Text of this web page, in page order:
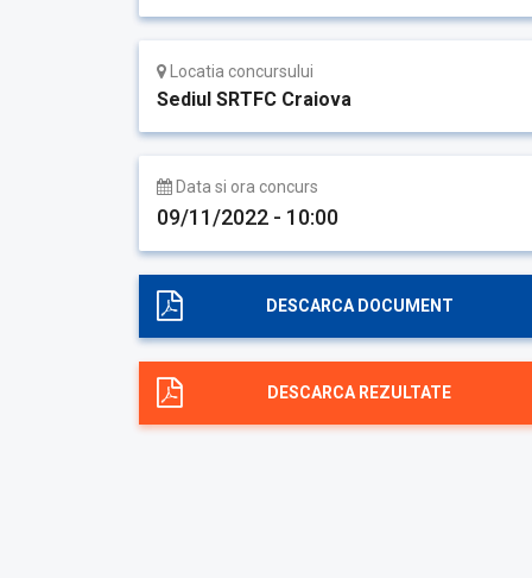
Locatia concursului
Sediul SRTFC Craiova
Data si ora concurs
09/11/2022 - 10:00
DESCARCA DOCUMENT
DESCARCA REZULTATE